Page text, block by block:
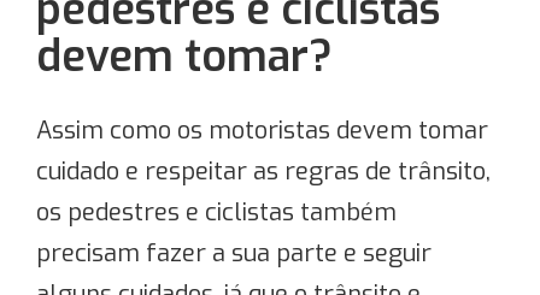
devem tomar?
Assim como os motoristas devem tomar
cuidado e respeitar as regras de trânsito,
os pedestres e ciclistas também
precisam fazer a sua parte e seguir